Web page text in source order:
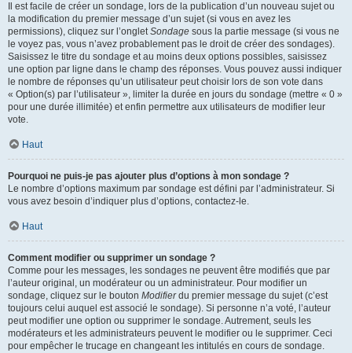
Il est facile de créer un sondage, lors de la publication d’un nouveau sujet ou
la modification du premier message d’un sujet (si vous en avez les
permissions), cliquez sur l’ongletSondage sous la partie message (si vous ne
le voyez pas, vous n’avez probablement pas le droit de créer des sondages).
Saisissez le titre du sondage et au moins deux options possibles, saisissez
une option par ligne dans le champ des réponses. Vous pouvez aussi indiquer
le nombre de réponses qu’un utilisateur peut choisir lors de son vote dans
« Option(s) par l’utilisateur », limiter la durée en jours du sondage (mettre « 0 »
pour une durée illimitée) et enfin permettre aux utilisateurs de modifier leur
vote.
Haut
Pourquoi ne puis-je pas ajouter plus d’options à mon sondage ?
Le nombre d’options maximum par sondage est défini par l’administrateur. Si
vous avez besoin d’indiquer plus d’options, contactez-le.
Haut
Comment modifier ou supprimer un sondage ?
Comme pour les messages, les sondages ne peuvent être modifiés que par
l’auteur original, un modérateur ou un administrateur. Pour modifier un
sondage, cliquez sur le bouton Modifierdu premier message du sujet (c’est
toujours celui auquel est associé le sondage). Si personne n’a voté, l’auteur
peut modifier une option ou supprimer le sondage. Autrement, seuls les
modérateurs et les administrateurs peuvent le modifier ou le supprimer. Ceci
pour empêcher le trucage en changeant les intitulés en cours de sondage.